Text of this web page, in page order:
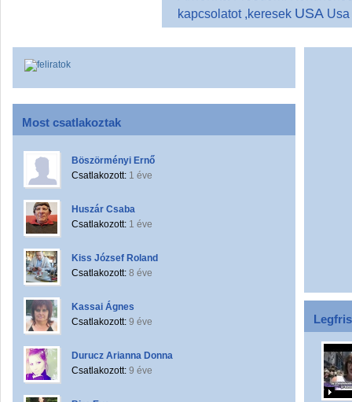
kapcsolatot ,keresek USA Usa
Most csatlakoztak
Böszörményi Ernő
Csatlakozott: 1 éve
Huszár Csaba
Csatlakozott: 1 éve
Kiss József Roland
Csatlakozott: 8 éve
Kassai Ágnes
Csatlakozott: 9 éve
Durucz Arianna Donna
Csatlakozott: 9 éve